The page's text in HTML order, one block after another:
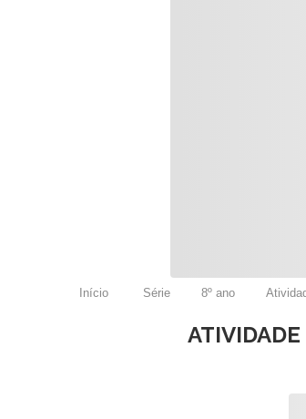
Início Série 8º ano